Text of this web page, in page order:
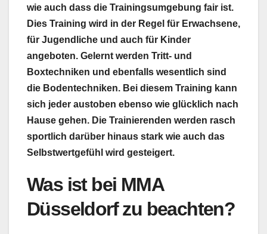
wie auch dass die Trainingsumgebung fair ist.
Dies Training wird in der Regel für Erwachsene,
für Jugendliche und auch für Kinder
angeboten. Gelernt werden Tritt- und
Boxtechniken und ebenfalls wesentlich sind
die Bodentechniken. Bei diesem Training kann
sich jeder austoben ebenso wie glücklich nach
Hause gehen. Die Trainierenden werden rasch
sportlich darüber hinaus stark wie auch das
Selbstwertgefühl wird gesteigert.
Was ist bei MMA
Düsseldorf zu beachten?